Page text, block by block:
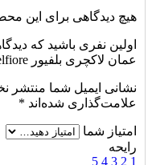
هیچ دیدگاهی برای این
اولین نفری باشید که
عمان لاکچری بلفیور Omanluxury Belfiore”
نشانی ایمیل شما منتشر
علامت‌گذاری شده‌اند *
امتیاز شما
رایحه
1
2
3
4
5